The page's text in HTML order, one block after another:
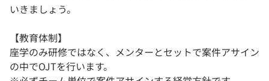
いきましょう。
【教育体制】
座学のみ研修ではなく、メンターとセットで案件アサイン
の中でOJTを行います。